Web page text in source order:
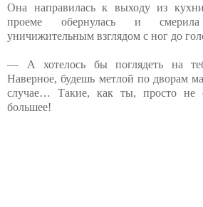
Она направилась к выходу из
проеме обернулась и
уничижительным взглядом с ног до
— А хотелось бы поглядеть на
Наверное, будешь метлой по дворам
случае… Такие, как ты, просто не
большее!